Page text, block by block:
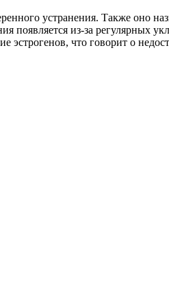
устранения. Также оно
появляется из-за регулярных
что говорит о